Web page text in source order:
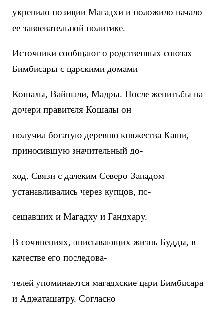
укрепило позиции Магадхи и положило начало
ее завоевательной политике.
Источники сообщают о родственных союзах
Бимбисары с царскими домами
Кошалы, Вайшали, Мадры. После женитьбы на
дочери правителя Кошалы он
получил богатую деревню княжества Каши,
приносившую значительный до-
ход. Связи с далеким Северо-Западом
устанавливались через купцов, по-
сещавших и Магадху и Гандхару.
В сочинениях, описывающих жизнь Будды, в
качестве его последова-
телей упоминаются магадхские цари Бимбисара
и Аджаташатру. Согласно